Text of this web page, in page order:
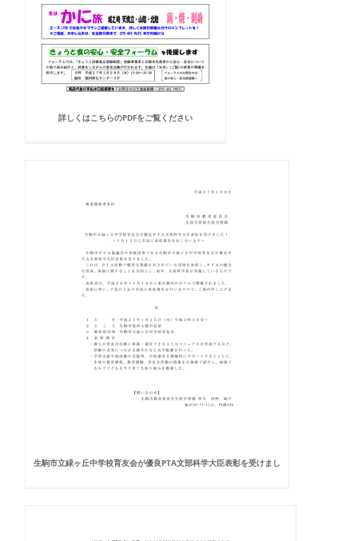
詳しくはこちらのPDFをご覧ください
生駒市立緑ヶ丘中学校育友会が優良PTA文部科学大臣表彰を受けまし